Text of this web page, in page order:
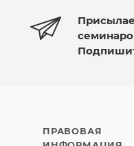
ПРАВОВАЯ